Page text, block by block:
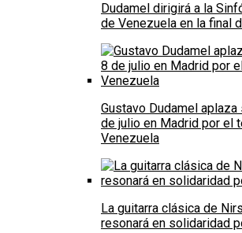
Dudamel dirigirá a la
de Venezuela en la final
Gustavo Dudamel
de julio en Madrid por el
Venezuela
La guitarra clásica de
resonará en solidaridad